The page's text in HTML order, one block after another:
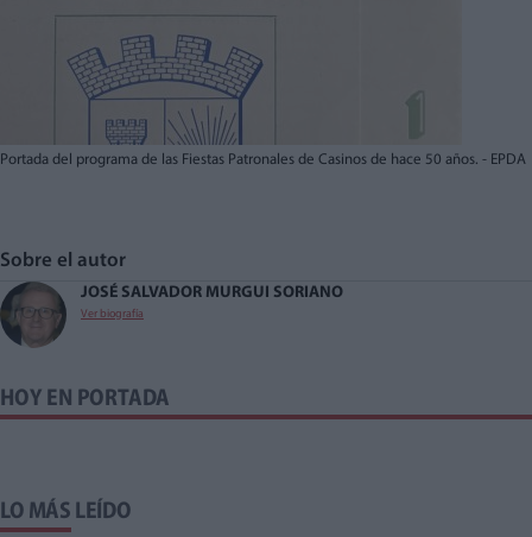
Portada del programa de las Fiestas Patronales de Casinos de hace 50 años. - EPDA
Sobre el autor
JOSÉ SALVADOR MURGUI SORIANO
Ver biografía
HOY EN PORTADA
LO MÁS LEÍDO